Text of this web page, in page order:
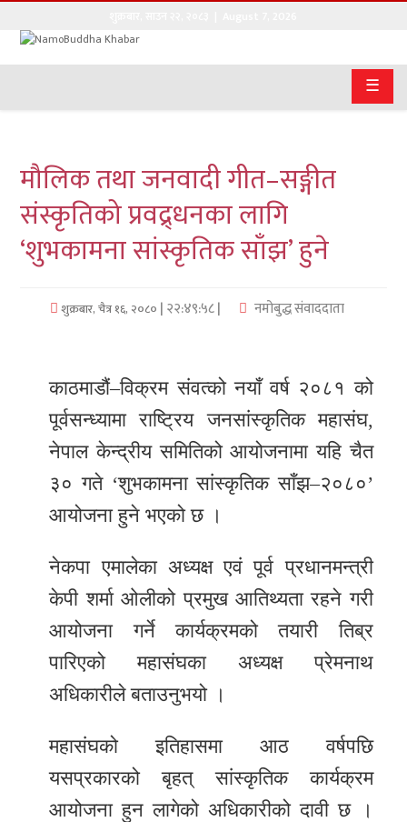
सङ्घीय
राजनीति
प्रवास
अर्थवाणिज्य
खेलकुद
सूचना
साहित्य
नमोबुद्ध
English
☰
मौलिक तथा जनवादी गीत–सङ्गीत
संस्कृतिको प्रवद्र्धनका लागि
‘शुभकामना सांस्कृतिक साँझ’ हुने
शुक्रबार, चैत्र १६, २०८० | २२:४९:५८ | नमोबुद्ध संवाददाता
काठमाडौं–विक्रम संवत्को नयाँ वर्ष २०८१ को
पूर्वसन्ध्यामा राष्ट्रिय जनसांस्कृतिक महासंघ,
नेपाल केन्द्रीय समितिको आयोजनामा यहि चैत
३० गते ‘शुभकामना सांस्कृतिक साँझ–२०८०’
आयोजना हुने भएको छ ।
नेकपा एमालेका अध्यक्ष एवं पूर्व प्रधानमन्त्री
केपी शर्मा ओलीको प्रमुख आतिथ्यता रहने गरी
आयोजना गर्ने कार्यक्रमको तयारी तिब्र
पारिएको महासंघका अध्यक्ष प्रेमनाथ
अधिकारीले बताउनुभयो ।
महासंघको इतिहासमा आठ वर्षपछि
यसप्रकारको बृहत् सांस्कृतिक कार्यक्रम
आयोजना हुन लागेको अधिकारीको दावी छ ।